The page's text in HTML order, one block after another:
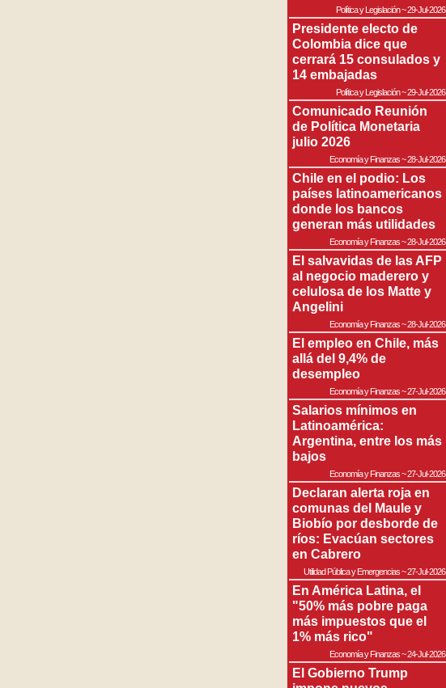
Política y Legislación~29-Jul-2026
Presidente electo de
Colombia dice que
cerrará 15 consulados y
14 embajadas
Política y Legislación~29-Jul-2026
Comunicado Reunión
de Política Monetaria
julio 2026
Economía y Finanzas~28-Jul-2026
Chile en el podio: Los
países latinoamericanos
donde los bancos
generan más utilidades
Economía y Finanzas~28-Jul-2026
El salvavidas de las AFP
al negocio maderero y
celulosa de los Matte y
Angelini
Economía y Finanzas~28-Jul-2026
El empleo en Chile, más
allá del 9,4% de
desempleo
Economía y Finanzas~27-Jul-2026
Salarios mínimos en
Latinoamérica:
Argentina, entre los más
bajos
Economía y Finanzas~27-Jul-2026
Declaran alerta roja en
comunas del Maule y
Biobío por desborde de
ríos: Evacúan sectores
en Cabrero
Utilidad Pública y Emergencias~27-Jul-2026
En América Latina, el
"50% más pobre paga
más impuestos que el
1% más rico"
Economía y Finanzas~24-Jul-2026
El Gobierno Trump